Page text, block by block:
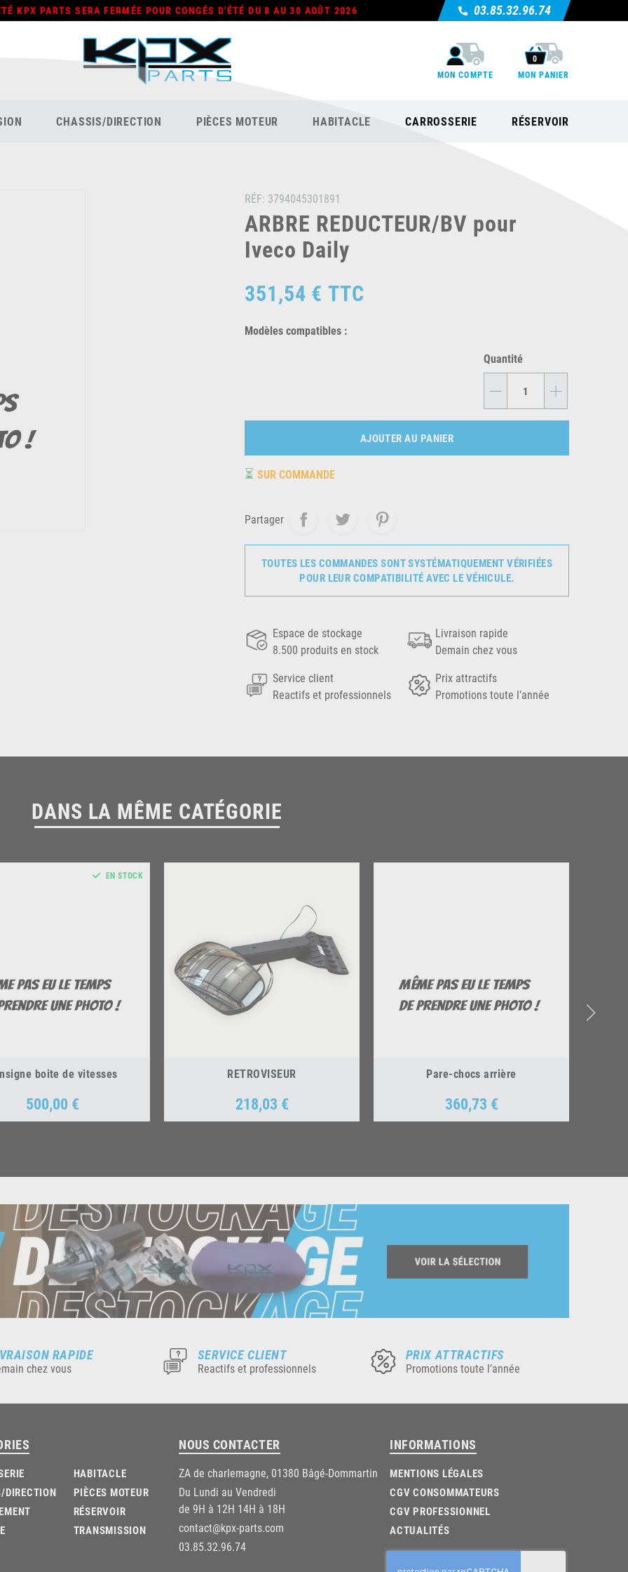
KPX PARTS SERA FERMÉE POUR CONGÉS D'ÉTÉ DU 8 AU 30 AOÛT 2026 03.85.32.96.74
MON COMPTE
0
MON PANIER
CHASSIS/DIRECTION PIÈCES MOTEUR HABITACLE CARROSSERIE RÉSERVOIR
RÉF: 3794045301891
ARBRE REDUCTEUR/BV pour
Iveco Daily
351,54 € TTC
Modèles compatibles :
Quantité
- +
AJOUTER AU PANIER
⏳ SUR COMMANDE
Partager
TOUTES LES COMMANDES SONT SYSTÉMATIQUEMENT VÉRIFIÉES
POUR LEUR COMPATIBILITÉ AVEC LE VÉHICULE.
Espace de stockage
8.500 produits en stock
Livraison rapide
Demain chez vous
Service client
Reactifs et professionnels
Prix attractifs
Promotions toute l’année
DANS LA MÊME CATÉGORIE
boite de vitesses
Prix
500,00 €
EN STOCK
RETROVISEUR
Prix
218,03 €
Pare-chocs arrière
Prix
360,73 €
RAPIDE
chez vous
SERVICE CLIENT
Reactifs et professionnels
PRIX ATTRACTIFS
Promotions toute l’année
DIRECTION
HABITACLE
PIÈCES MOTEUR
RÉSERVOIR
TRANSMISSION
NOUS CONTACTER
ZA de charlemagne, 01380 Bâgé-Dommartin
Du Lundi au Vendredi
de 9H à 12H 14H à 18H
contact@kpx-parts.com
03.85.32.96.74
INFORMATIONS
MENTIONS LÉGALES
CGV CONSOMMATEURS
CGV PROFESSIONNEL
ACTUALITÉS